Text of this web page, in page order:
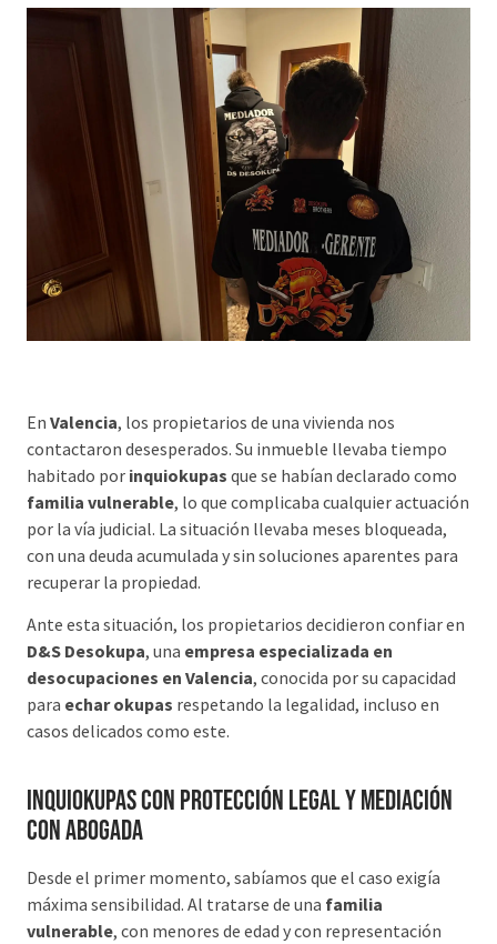
En Valencia, los propietarios de una vivienda nos
contactaron desesperados. Su inmueble llevaba tiempo
habitado por inquiokupas que se habían declarado como
familia vulnerable, lo que complicaba cualquier actuación
por la vía judicial. La situación llevaba meses bloqueada,
con una deuda acumulada y sin soluciones aparentes para
recuperar la propiedad.
Ante esta situación, los propietarios decidieron confiar en
D&S Desokupa, una empresa especializada en
desocupaciones en Valencia, conocida por su capacidad
para echar okupas respetando la legalidad, incluso en
casos delicados como este.
Inquiokupas con protección legal y mediación
con abogada
Desde el primer momento, sabíamos que el caso exigía
máxima sensibilidad. Al tratarse de una familia
vulnerable, con menores de edad y con representación